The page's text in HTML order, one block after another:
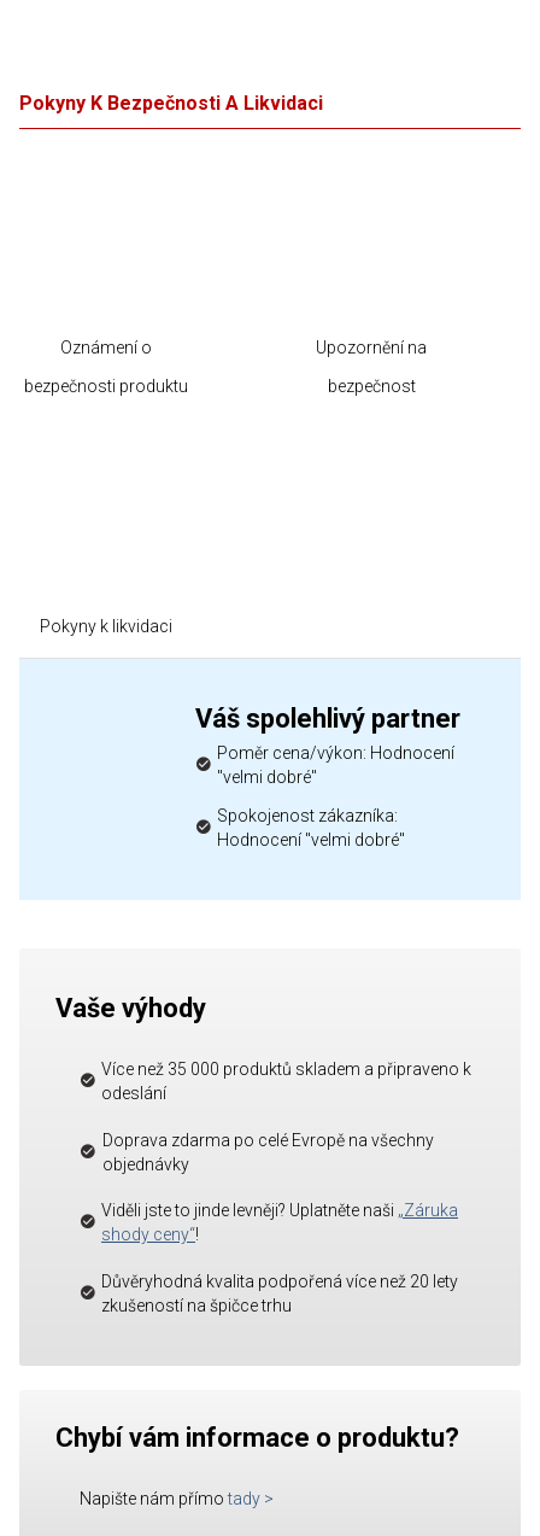
Pokyny K Bezpečnosti A Likvidaci
Oznámení o
bezpečnosti produktu
Upozornění na
bezpečnost
Pokyny k likvidaci
Váš spolehlivý partner
Poměr cena/výkon: Hodnocení
"velmi dobré"
Spokojenost zákazníka:
Hodnocení "velmi dobré"
Vaše výhody
Více než 35 000 produktů skladem a připraveno k
odeslání
Doprava zdarma po celé Evropě na všechny
objednávky
Viděli jste to jinde levněji? Uplatněte naši „Záruka
shody ceny“!
Důvěryhodná kvalita podpořená více než 20 lety
zkušeností na špičce trhu
Chybí vám informace o produktu?
Napište nám přímo tady >